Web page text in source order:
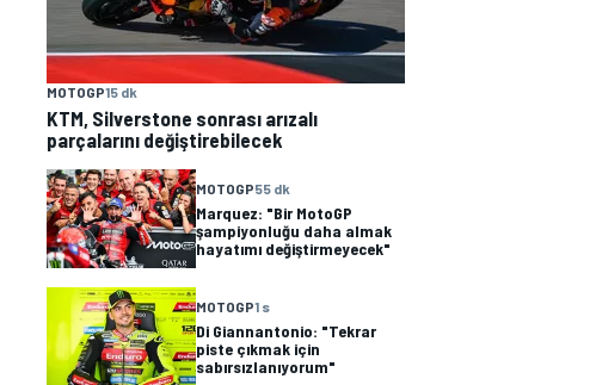
MOTOGP15 dk
KTM, Silverstone sonrası arızalı
parçalarını değiştirebilecek
MOTOGP55 dk
Marquez: "Bir MotoGP
şampiyonluğu daha almak
hayatımı değiştirmeyecek"
MOTOGP1 s
Di Giannantonio: "Tekrar
piste çıkmak için
sabırsızlanıyorum"